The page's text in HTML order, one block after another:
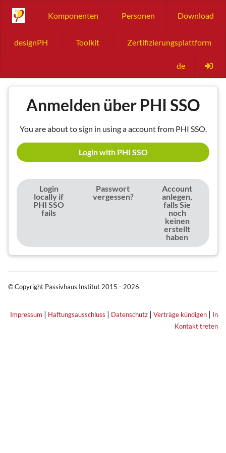
Komponenten Personen Download
designPH Toolkit Zertifizierungsplattform
de
Anmelden über PHI SSO
You are about to sign in using a account from PHI SSO.
Login with PHI SSO
Login
locally if
PHI SSO
fails
Passwort
vergessen?
Account
anlegen,
falls Sie
noch
keinen
erstellt
haben
© Copyright Passivhaus Institut 2015 - 2026
Impressum | Haftungsausschluss | Datenschutz | Verträge kündigen | In
Kontakt treten